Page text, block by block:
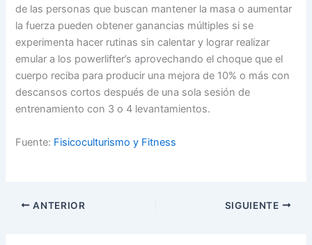
de las personas que buscan mantener la masa o aumentar
la fuerza pueden obtener ganancias múltiples si se
experimenta hacer rutinas sin calentar y lograr realizar
emular a los powerlifter’s aprovechando el choque que el
cuerpo reciba para producir una mejora de 10% o más con
descansos cortos después de una sola sesión de
entrenamiento con 3 o 4 levantamientos.
Fuente: Fisicoculturismo y Fitness
ANTERIOR SIGUIENTE